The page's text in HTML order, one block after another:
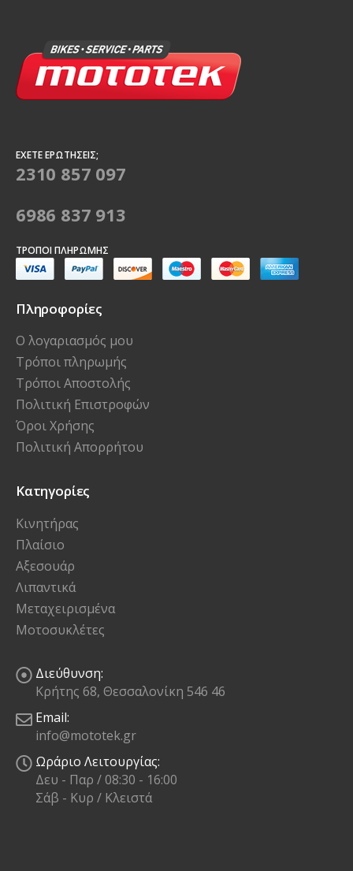
ΈΧΕΤΕ ΕΡΩΤΉΣΕΙΣ;
2310 857 097
6986 837 913
ΤΡΌΠΟΙ ΠΛΗΡΩΜΉΣ
Πληροφορίες
Ο λογαριασμός μου
Τρόποι πληρωμής
Τρόποι Αποστολής
Πολιτική Επιστροφών
Όροι Χρήσης
Πολιτική Απορρήτου
Κατηγορίες
Κινητήρας
Πλαίσιο
Αξεσουάρ
Λιπαντικά
Μεταχειρισμένα
Μοτοσυκλέτες
Διεύθυνση:
Κρήτης 68, Θεσσαλονίκη 546 46
Email:
info@mototek.gr
Ωράριο Λειτουργίας:
Δευ - Παρ / 08:30 - 16:00
Σάβ - Κυρ / Κλειστά